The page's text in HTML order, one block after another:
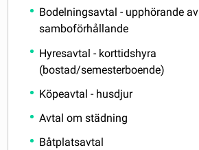
Bodelningsavtal - upphörande av
samboförhållande
Hyresavtal - korttidshyra
(bostad/semesterboende)
Köpeavtal - husdjur
Avtal om städning
Båtplatsavtal